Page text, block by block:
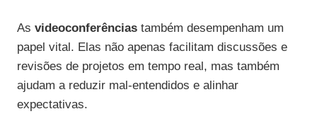
As videoconferências também desempenham um
papel vital. Elas não apenas facilitam discussões e
revisões de projetos em tempo real, mas também
ajudam a reduzir mal-entendidos e alinhar
expectativas.